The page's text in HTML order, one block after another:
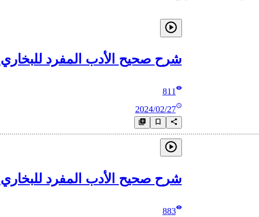
شرح صحيح الأدب المفرد للبخاري_1
811
2024/02/27
شرح صحيح الأدب المفرد للبخاري_2
883